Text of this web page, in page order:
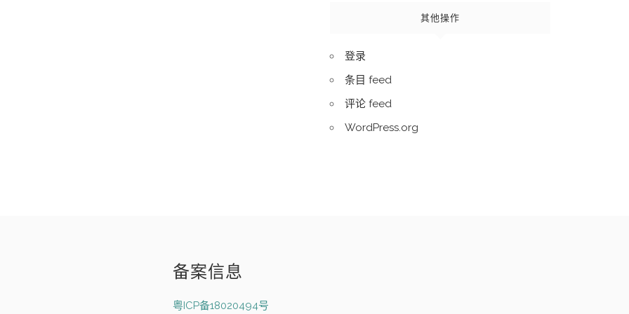
其他操作
登录
条目 feed
评论 feed
WordPress.org
备案信息
粤ICP备18020494号